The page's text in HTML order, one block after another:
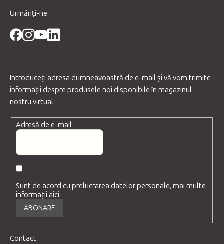
Urmăriți-ne
Introduceţi adresa dumneavoastră de e-mail şi vă vom trimite
informaţii despre produsele noi disponibile în magazinul
nostru virtual.
Adresă de e-mail
Sunt de acord cu prelucrarea datelor personale, mai multe
informațiiaici.
ABONARE
Contact